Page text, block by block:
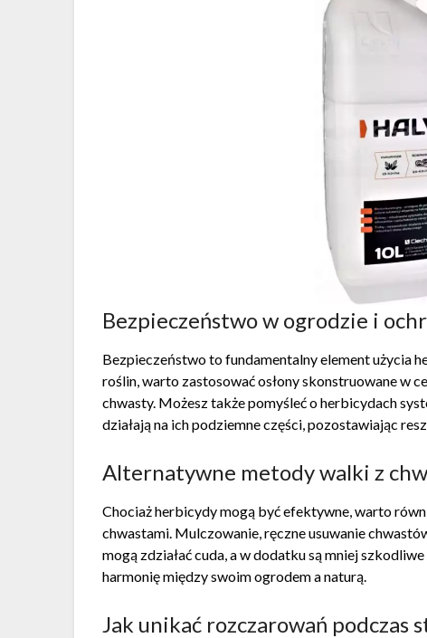
Bezpieczeństwo w ogrodzie i
Bezpieczeństwo to fundamentalny element użycia
roślin, warto zastosować osłony skonstruowane w
chwasty. Możesz także pomyśleć o herbicydach
działają na ich podziemne części, pozostawiając
Alternatywne metody walki z
Chociaż herbicydy mogą być efektywne, warto
chwastami. Mulczowanie, ręczne usuwanie
mogą zdziałać cuda, a w dodatku są mniej
harmonię między swoim ogrodem a naturą.
Jak unikać rozczarowań podczas